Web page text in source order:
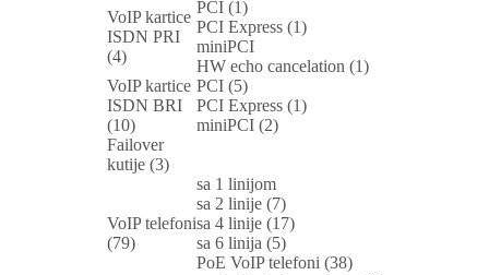
VoIP kartice
ISDN PRI
(4)
PCI (1)
PCI Express (1)
miniPCI
HW echo cancelation (1)
VoIP kartice
ISDN BRI
(10)
PCI (5)
PCI Express (1)
miniPCI (2)
Failover
kutije (3)
VoIP telefoni
(79)
sa 1 linijom
sa 2 linije (7)
sa 4 linije (17)
sa 6 linija (5)
PoE VoIP telefoni (38)